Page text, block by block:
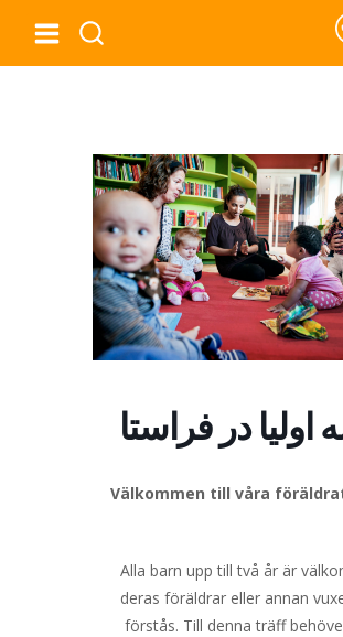
در فراستا
Välkommen till våra
Alla barn upp till två år är
deras föräldrar eller annan
förstås. Till denna träff